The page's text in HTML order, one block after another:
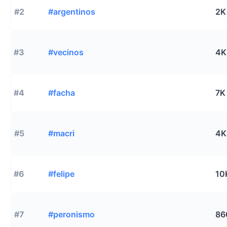
#2 #argentinos 2K
#3 #vecinos 4K
#4 #facha 7K
#5 #macri 4K
#6 #felipe
#7 #peronismo